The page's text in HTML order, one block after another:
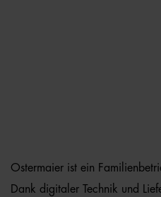
Ostermaier ist ein
Dank digitaler Technik und